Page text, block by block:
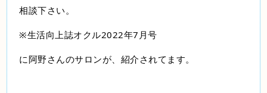
相談下さい。
※生活向上誌オクル2022年7月号
に阿野さんのサロンが、紹介されてます。